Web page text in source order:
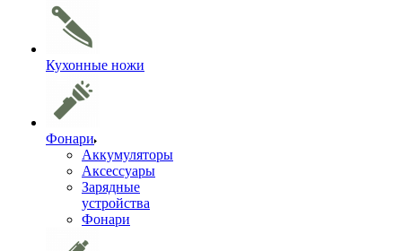
Кухонные ножи
Фонари
Аккумуляторы
Аксессуары
Зарядные
устройства
Фонари